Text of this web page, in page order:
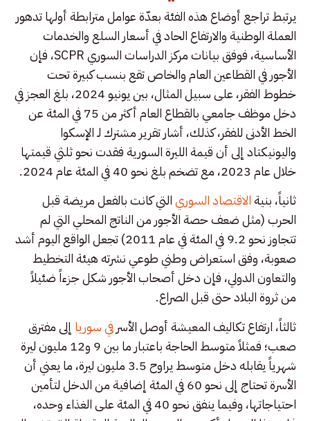
يرتبط تراجع أوضاع هذه الفئة بعدّة عوامل مترابطة أولها تدهور
العملة الوطنية والارتفاع الحاد في أسعار السلع والخدمات
الأساسية، فوفق بيانات مركز الدراسات السوري SCPR، فإن
الأجور في القطاعين العام والخاص تقع بنسب كبيرة تحت
خطوط الفقر، على سبيل المثال، بين يونيو 2024، بلغ العجز في
دخل موظف جامعي بالقطاع العام أكثر من 75 في المئة عن
الخط الأدنى للفقر، كذلك، أشار تقرير مشترك لـ الإسكوا
واليونيكتاد إلى أن قيمة الليرة السورية فقدت نحو ثلثي قيمتها
خلال عام 2023، مع تضخم بلغ نحو 40 في المئة عام 2024.
ثانياً، بنيةالاقتصاد السوريالتي كانت بالفعل مريضة قبل
الحرب (مثل ضعف حصة الأجور من الناتج المحلي التي لم
تتجاوز نحو 9.2 في المئة في عام 2011) تجعل الواقع اليوم أشد
صعوبة، وفق استعراض وطني طوعي نشرته هيئة التخطيط
والتعاون الدولي، فإن دخل أصحاب الأجور شكل جزءاً ضئيلاً
من ثروة البلاد حتى قبل الصراع.
ثالثاً، ارتفاع تكاليف المعيشة أوصل الأسر في سوريا إلى مفترق
صعب؛ فمثلاً متوسط الحاجة باعتبار ما بين 9 و12 مليون ليرة
شهرياً يقابله دخل متوسط يراوح 3.5 مليون ليرة، ما يعني أن
الأسرة تحتاج إلى نحو 60 في المئة إضافية من الدخل لتأمين
احتياجاتها، وفيما ينفق نحو 40 في المئة على الغذاء وحده،